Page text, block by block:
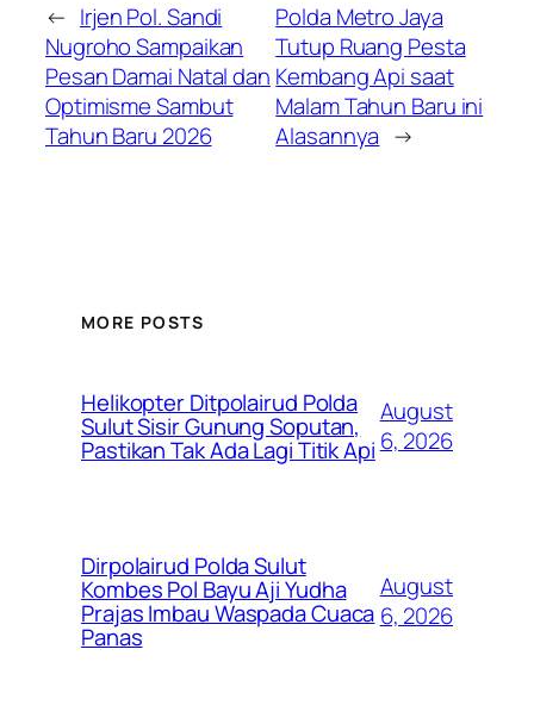
← Irjen Pol. Sandi
Nugroho Sampaikan
Pesan Damai Natal dan
Optimisme Sambut
Tahun Baru 2026
Polda Metro Jaya
Tutup Ruang Pesta
Kembang Api saat
Malam Tahun Baru ini
Alasannya →
MORE POSTS
Helikopter Ditpolairud Polda
Sulut Sisir Gunung Soputan,
Pastikan Tak Ada Lagi Titik Api
August
6, 2026
Dirpolairud Polda Sulut
Kombes Pol Bayu Aji Yudha
Prajas Imbau Waspada Cuaca
Panas
August
6, 2026